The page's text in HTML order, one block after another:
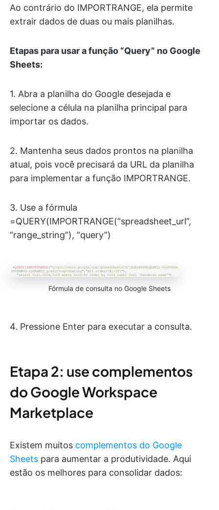
Ao contrário do IMPORTRANGE, ela permite
extrair dados de duas ou mais planilhas.
Etapas para usar a função “Query” no Google
Sheets:
1. Abra a planilha do Google desejada e
selecione a célula na planilha principal para
importar os dados.
2. Mantenha seus dados prontos na planilha
atual, pois você precisará da URL da planilha
para implementar a função IMPORTRANGE.
3. Use a fórmula
=QUERY(IMPORTRANGE(“spreadsheet_url”,
“range_string”), “query”)
Fórmula de consulta no Google Sheets
4. Pressione Enter para executar a consulta.
Etapa 2: use complementos
do Google Workspace
Marketplace
Existem muitos complementos do Google
Sheets para aumentar a produtividade. Aqui
estão os melhores para consolidar dados: